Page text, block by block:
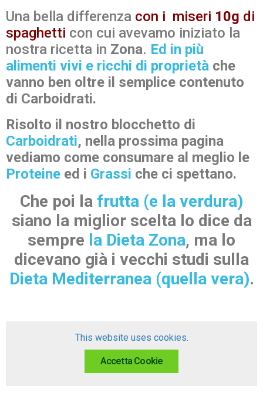
Una bella differenza con i miseri 10g di
spaghetti con cui avevamo iniziato la
nostra ricetta in Zona. Ed in più
alimenti vivi e ricchi di proprietà che
vanno ben oltre il semplice contenuto
di Carboidrati.
Risolto il nostro blocchetto di
Carboidrati, nella prossima pagina
vediamo come consumare al meglio le
Proteine ed i Grassi che ci spettano.
Che poi la frutta (e la verdura)
siano la miglior scelta lo dice da
sempre la Dieta Zona, ma lo
dicevano già i vecchi studi sulla
Dieta Mediterranea (quella vera).
This website uses cookies.
Accetta Cookie